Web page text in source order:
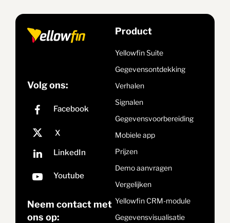
Volg ons:
Neem contact met
ons op:
Product
Yellowfin Suite
Gegevensontdekking
Verhalen
Signalen
Gegevensvoorbereiding
Mobiele app
Prijzen
Demo aanvragen
Vergelijken
Yellowfin CRM-module
Gegevensvisualisatie